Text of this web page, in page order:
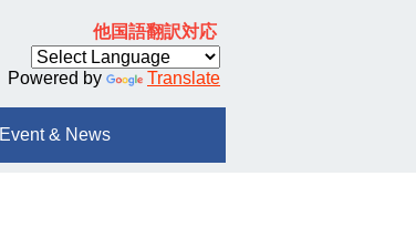
他国語翻訳対応
Powered by Translate
Event & News